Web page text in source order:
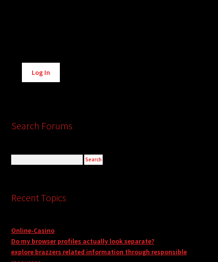
Alternative:
Log In
Search Forums
Recent Topics
Online-Casino
Do my browser profiles actually look separate?
explore brazzers related information through responsible